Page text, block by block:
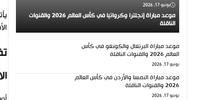
يونيو 17, 2026
موعد مباراة إنجلترا وكرواتيا في كأس العالم 2026 والقنوات
الناقلة
موعد مباراة البرتغال والكونغو في كأس
العالم 2026 والقنوات الناقلة
يونيو 17, 2026
موعد مباراة النمسا والأردن في كأس العالم
2026 والقنوات الناقلة
يونيو 17, 2026